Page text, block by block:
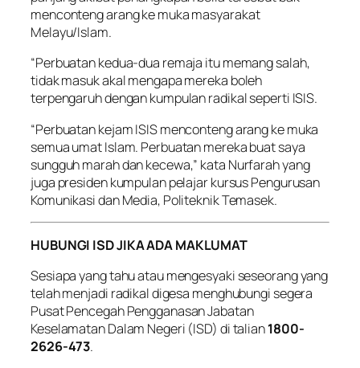
menconteng arang ke muka masyarakat
Melayu/Islam.
“Perbuatan kedua-dua remaja itu memang salah,
tidak masuk akal mengapa mereka boleh
terpengaruh dengan kumpulan radikal seperti ISIS.
“Perbuatan kejam ISIS menconteng arang ke muka
semua umat Islam. Perbuatan mereka buat saya
sungguh marah dan kecewa,” kata Nurfarah yang
juga presiden kumpulan pelajar kursus Pengurusan
Komunikasi dan Media, Politeknik Temasek.
HUBUNGI ISD JIKA ADA MAKLUMAT
Sesiapa yang tahu atau mengesyaki seseorang yang
telah menjadi radikal digesa menghubungi segera
Pusat Pencegah Pengganasan Jabatan
Keselamatan Dalam Negeri (ISD) di talian1800-
2626-473.